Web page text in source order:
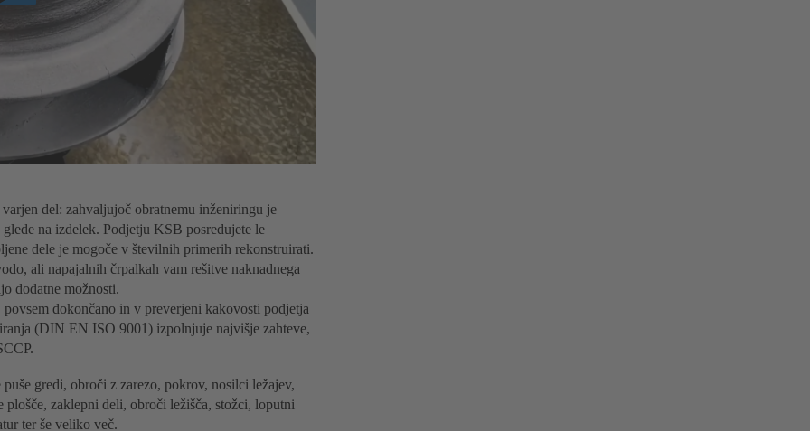
del: zahvaljujoč obratnemu inženiringu je
na izdelek. Podjetju KSB posredujete le
dele je mogoče v številnih primerih rekonstruirati.
ali napajalnih črpalkah vam rešitve naknadnega
dodatne možnosti.
dokončano in v preverjeni kakovosti podjetja
(DIN EN ISO 9001) izpolnjuje najvišje zahteve,
gredi, obroči z zarezo, pokrov, nosilci ležajev,
zaklepni deli, obroči ležišča, stožci, loputni
ter še veliko več.